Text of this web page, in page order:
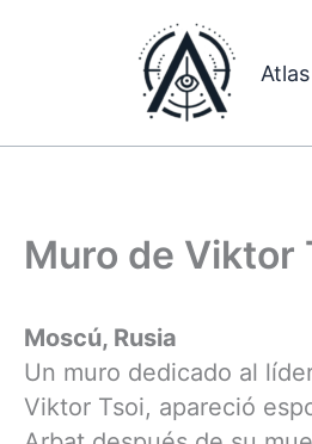
Muro de Viktor
Moscú, Rusia
Un muro dedicado al
Viktor Tsoi, apareció